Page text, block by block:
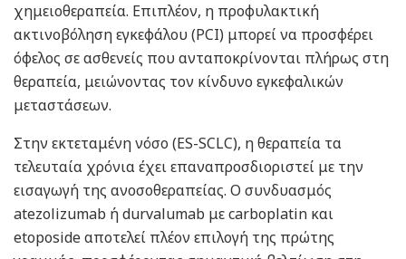
χημειοθεραπεία. Επιπλέον, η προφυλακτική
ακτινοβόληση εγκεφάλου (PCI) μπορεί να προσφέρει
όφελος σε ασθενείς που ανταποκρίνονται πλήρως στη
θεραπεία, μειώνοντας τον κίνδυνο εγκεφαλικών
μεταστάσεων.
Στην εκτεταμένη νόσο (ES-SCLC), η θεραπεία τα
τελευταία χρόνια έχει επαναπροσδιοριστεί με την
εισαγωγή της ανοσοθεραπείας. Ο συνδυασμός
atezolizumab ή durvalumab με carboplatin και
etoposide αποτελεί πλέον επιλογή της πρώτης